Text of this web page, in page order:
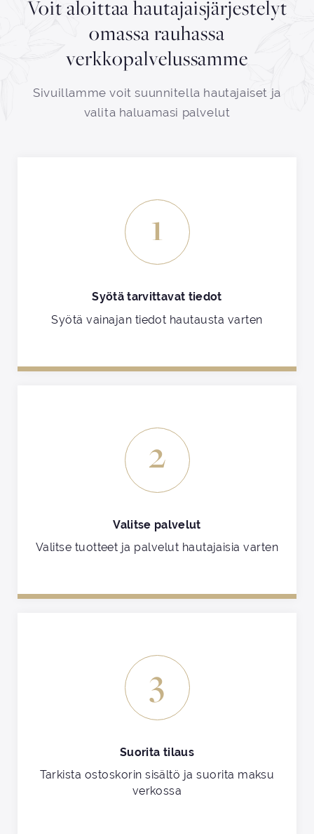
Voit aloittaa hautajaisjärjestelyt
omassa rauhassa
verkkopalvelussamme
Sivuillamme voit suunnitella hautajaiset ja
valita haluamasi palvelut
1
Syötä tarvittavat tiedot
Syötä vainajan tiedot hautausta varten
2
Valitse palvelut
Valitse tuotteet ja palvelut hautajaisia varten
3
Suorita tilaus
Tarkista ostoskorin sisältö ja suorita maksu
verkossa